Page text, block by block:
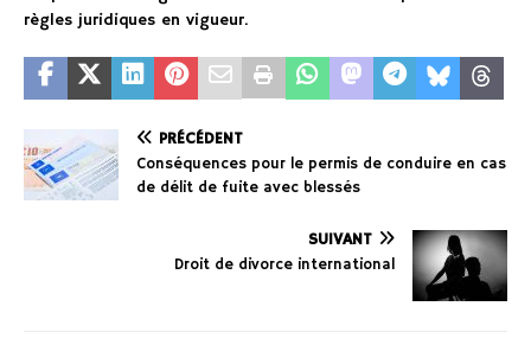
règles juridiques en vigueur.
PRÉCÉDENT
Conséquences pour le permis de conduire en cas
de délit de fuite avec blessés
SUIVANT
Droit de divorce international